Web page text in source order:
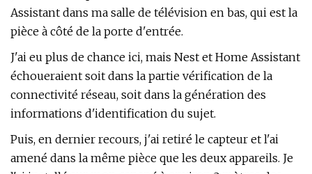
Assistant dans ma salle de télévision en bas, qui est la
pièce à côté de la porte d'entrée.
J'ai eu plus de chance ici, mais Nest et Home Assistant
échoueraient soit dans la partie vérification de la
connectivité réseau, soit dans la génération des
informations d'identification du sujet.
Puis, en dernier recours, j'ai retiré le capteur et l'ai
amené dans la même pièce que les deux appareils. Je